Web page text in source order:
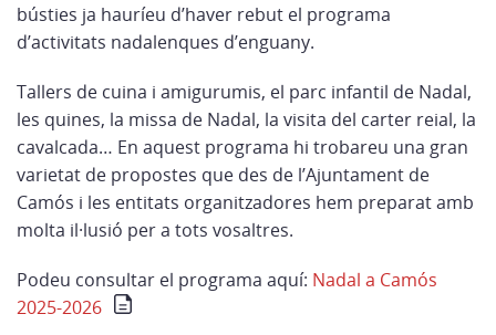
bústies ja hauríeu d’haver rebut el programa
d’activitats nadalenques d’enguany.
Tallers de cuina i amigurumis, el parc infantil de Nadal,
les quines, la missa de Nadal, la visita del carter reial, la
cavalcada… En aquest programa hi trobareu una gran
varietat de propostes que des de l’Ajuntament de
Camós i les entitats organitzadores hem preparat amb
molta il·lusió per a tots vosaltres.
Podeu consultar el programa aquí: Nadal a Camós
2025-2026